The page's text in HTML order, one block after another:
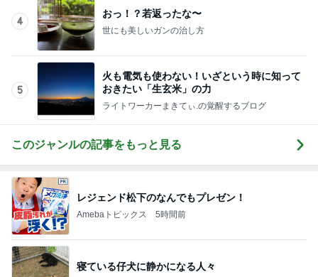
Amebaトピックス 5時間前
寝ている仔犬に静かになる人々
Amebaトピックス 19時間前
Amebaトピックス 1日前
韓国で完全にやってもーた感のお店
Amebaトピックス 15時間前
スーパーで買った12年ぶりの復活品